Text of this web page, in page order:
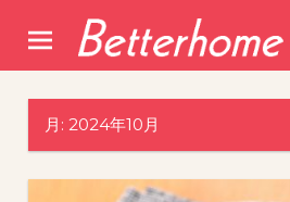
content
月: 2024年10月